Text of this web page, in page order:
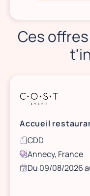
Ces
CDD
Annecy, France
Du 09/08/2026